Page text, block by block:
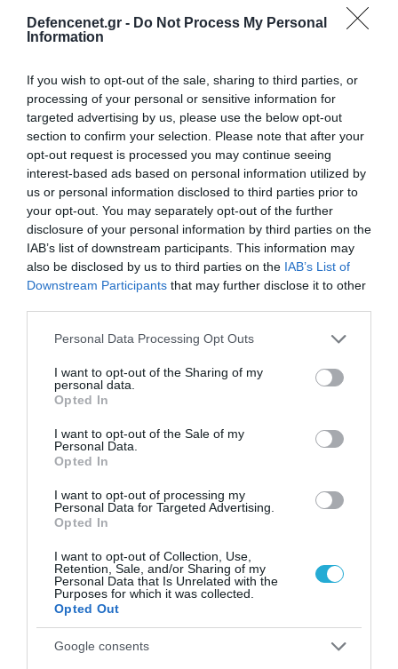
Defencenet.gr - Do Not Process My Personal
Information
If you wish to opt-out of the sale, sharing to third parties, or
processing of your personal or sensitive information for
targeted advertising by us, please use the below opt-out
section to confirm your selection. Please note that after your
opt-out request is processed you may continue seeing
interest-based ads based on personal information utilized by
us or personal information disclosed to third parties prior to
your opt-out. You may separately opt-out of the further
disclosure of your personal information by third parties on the
IAB’s list of downstream participants. This information may
also be disclosed by us to third parties on the IAB’s List of
Downstream Participants that may further disclose it to other
Please note that this website/app uses one or more Google
not limited to your visit or usage behaviour. You may click to
grant or deny consent to Google and its third-party tags to
use your data for below specified purposes in below Google
consent section.
Personal Data Processing Opt Outs
I want to opt-out of the Sharing of my
personal data.
Opted In
I want to opt-out of the Sale of my
Personal Data.
Opted In
I want to opt-out of processing my
Personal Data for Targeted Advertising.
Opted In
I want to opt-out of Collection, Use,
Retention, Sale, and/or Sharing of my
Personal Data that Is Unrelated with the
Purposes for which it was collected.
Opted Out
Google consents
μεγαλύτερα κέντρα διανομής στο Κίεβο
(βίντεο)
ΠΟΛΙΤΙΚΗ
Αυτή την ώρα το τελευταίο «αντίο» στον πρώην
υπουργό Ι.Βαρβιτσιώτη (φωτο)
04.08.2026 | 13:02